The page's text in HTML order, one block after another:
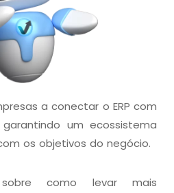
a conectar o ERP com
um ecossistema
os objetivos do negócio.
como levar mais